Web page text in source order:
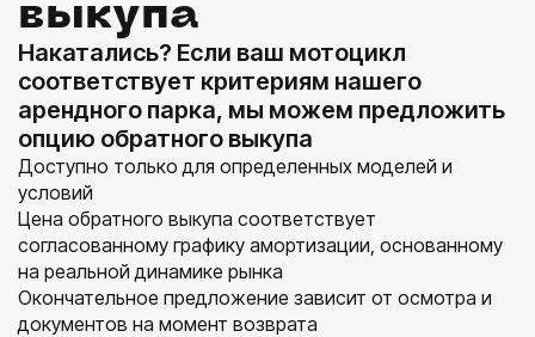
выкупа
Накатались? Если ваш мотоцикл
соответствует критериям нашего
арендного парка, мы можем предложить
опцию обратного выкупа
Доступно только для определенных моделей и
условий
Цена обратного выкупа соответствует
согласованному графику амортизации, основанному
на реальной динамике рынка
Окончательное предложение зависит от осмотра и
документов на момент возврата